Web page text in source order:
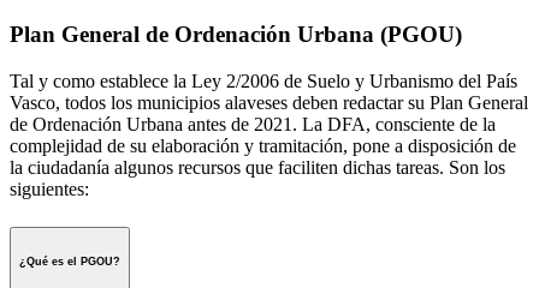
Plan General de Ordenación Urbana (PGOU)
Tal y como establece la Ley 2/2006 de Suelo y Urbanismo del País
Vasco, todos los municipios alaveses deben redactar su Plan General
de Ordenación Urbana antes de 2021. La DFA, consciente de la
complejidad de su elaboración y tramitación, pone a disposición de
la ciudadanía algunos recursos que faciliten dichas tareas. Son los
siguientes:
¿Qué es el PGOU?